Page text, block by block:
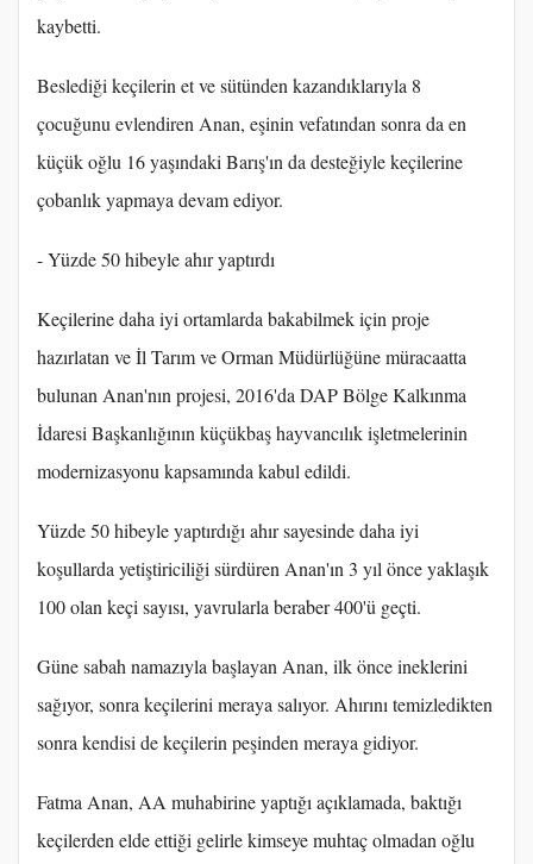
kaybetti.
Beslediği keçilerin et ve sütünden kazandıklarıyla 8
çocuğunu evlendiren Anan, eşinin vefatından sonra da en
küçük oğlu 16 yaşındaki Barış'ın da desteğiyle keçilerine
çobanlık yapmaya devam ediyor.
- Yüzde 50 hibeyle ahır yaptırdı
Keçilerine daha iyi ortamlarda bakabilmek için proje
hazırlatan ve İl Tarım ve Orman Müdürlüğüne müracaatta
bulunan Anan'nın projesi, 2016'da DAP Bölge Kalkınma
İdaresi Başkanlığının küçükbaş hayvancılık işletmelerinin
modernizasyonu kapsamında kabul edildi.
Yüzde 50 hibeyle yaptırdığı ahır sayesinde daha iyi
koşullarda yetiştiriciliği sürdüren Anan'ın 3 yıl önce yaklaşık
100 olan keçi sayısı, yavrularla beraber 400'ü geçti.
Güne sabah namazıyla başlayan Anan, ilk önce ineklerini
sağıyor, sonra keçilerini meraya salıyor. Ahırını temizledikten
sonra kendisi de keçilerin peşinden meraya gidiyor.
Fatma Anan, AA muhabirine yaptığı açıklamada, baktığı
keçilerden elde ettiği gelirle kimseye muhtaç olmadan oğlu